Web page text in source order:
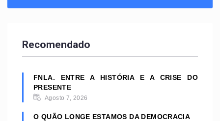
Recomendado
FNLA. ENTRE A HISTÓRIA E A CRISE DO
PRESENTE
Agosto 7, 2026
O QUÃO LONGE ESTAMOS DA DEMOCRACIA